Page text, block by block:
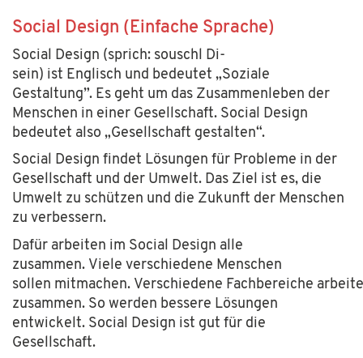
Social Design (Einfache Sprache)
Social Design (sprich: souschl Di-
sein) ist Englisch und bedeutet „Soziale
Gestaltung”. Es geht um das Zusammen eben der
Menschen in einer Gesellschaft. Social Design
bedeutet also „Gesellschaft gestalten“.
Social Design findet Lösungen für Probleme in der
Gesellschaft und der Umwelt. Das Ziel ist es, die
Umwelt zu schützen und die Zukunft der Menschen
zu verbessern.
Dafür arbeiten im Social Design alle
zusammen. Viele verschiedene Menschen
sollen mitmachen. Verschiedene Fachbereiche
zusammen. So werden bessere Lösungen
entwickelt. Social Design ist gut für die
Gesellschaft.